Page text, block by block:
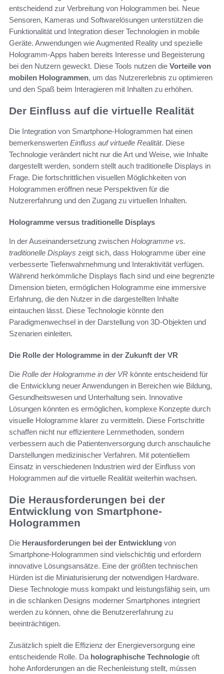
entscheidend zur Verbreitung von Hologrammen bei. Neue
Sensoren, Kameras und Softwarelösungen unterstützen die
Funktionalität und Integration dieser Technologien in mobile
Geräte. Anwendungen wie Augmented Reality und spezielle
Hologramm-Apps haben bereits Interesse und Begeisterung
bei den Nutzern geweckt. Diese Tools nutzen die Vorteile von
mobilen Hologrammen, um das Nutzererlebnis zu optimieren
und den Spaß beim Interagieren mit Inhalten zu erhöhen.
Der Einfluss auf die virtuelle Realität
Die Integration von Smartphone-Hologrammen hat einen
bemerkenswerten Einfluss auf virtuelle Realität. Diese
Technologie verändert nicht nur die Art und Weise, wie Inhalte
dargestellt werden, sondern stellt auch traditionelle Displays in
Frage. Die fortschrittlichen visuellen Möglichkeiten von
Hologrammen eröffnen neue Perspektiven für die
Nutzererfahrung und den Zugang zu virtuellen Inhalten.
Hologramme versus traditionelle Displays
In der Auseinandersetzung zwischen Hologramme vs.
traditionelle Displays zeigt sich, dass Hologramme über eine
verbesserte Tiefenwahrnehmung und Interaktivität verfügen.
Während herkömmliche Displays flach sind und eine begrenzte
Dimension bieten, ermöglichen Hologramme eine immersive
Erfahrung, die den Nutzer in die dargestellten Inhalte
eintauchen lässt. Diese Technologie könnte den
Paradigmenwechsel in der Darstellung von 3D-Objekten und
Szenarien einleiten.
Die Rolle der Hologramme in der Zukunft der VR
Die Rolle der Hologramme in der VR könnte entscheidend für
die Entwicklung neuer Anwendungen in Bereichen wie Bildung,
Gesundheitswesen und Unterhaltung sein. Innovative
Lösungen könnten es ermöglichen, komplexe Konzepte durch
visuelle Hologramme klarer zu vermitteln. Diese Fortschritte
schaffen nicht nur effizientere Lernmethoden, sondern
verbessern auch die Patientenversorgung durch anschauliche
Darstellungen medizinischer Verfahren. Mit potentiellem
Einsatz in verschiedenen Industrien wird der Einfluss von
Hologrammen auf die virtuelle Realität weiterhin wachsen.
Die Herausforderungen bei der
Entwicklung von Smartphone-
Hologrammen
Die Herausforderungen bei der Entwicklung von
Smartphone-Hologrammen sind vielschichtig und erfordern
innovative Lösungsansätze. Eine der größten technischen
Hürden ist die Miniaturisierung der notwendigen Hardware.
Diese Technologie muss kompakt und leistungsfähig sein, um
in die schlanken Designs moderner Smartphones integriert
werden zu können, ohne die Benutzererfahrung zu
beeinträchtigen.
Zusätzlich spielt die Effizienz der Energieversorgung eine
entscheidende Rolle. Da holographische Technologie oft
hohe Anforderungen an die Rechenleistung stellt, müssen